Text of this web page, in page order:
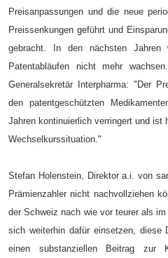
Preisanpassungen und die neue
Preissenkungen geführt und
gebracht. In den nächsten Jahren
Patentabläufen nicht mehr
Generalsekretär Interpharma: "Der
den patentgeschützten
Jahren kontinuierlich verringert und ist
Wechselkurssituation."
Stefan Holenstein, Direktor a.i. von
Prämienzahler nicht nachvollziehen
der Schweiz nach wie vor teurer als
sich weiterhin dafür einsetzen, diese
einen substanziellen Beitrag zur